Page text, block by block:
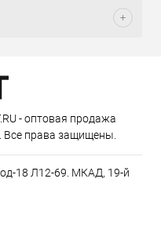
- оптовая продажа
Все права защищены.
18 Л12-69. МКАД, 19-й